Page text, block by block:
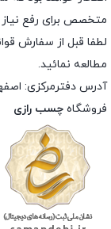
متخصص برای رفع
لطفا قبل از سفارش
مطالعه نمائید.
آدرس دفترمرکزی:
فروشگاه چسب رازی